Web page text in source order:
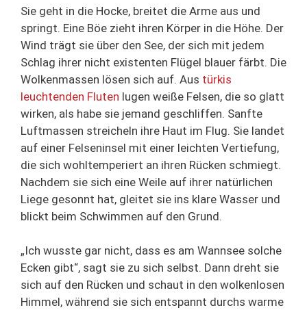
Sie geht in die Hocke, breitet die Arme aus und
springt. Eine Böe zieht ihren Körper in die Höhe. Der
Wind trägt sie über den See, der sich mit jedem
Schlag ihrer nicht existenten Flügel blauer färbt. Die
Wolkenmassen lösen sich auf. Aus türkis
leuchtenden Fluten lugen weiße Felsen, die so glatt
wirken, als habe sie jemand geschliffen. Sanfte
Luftmassen streicheln ihre Haut im Flug. Sie landet
auf einer Felseninsel mit einer leichten Vertiefung,
die sich wohltemperiert an ihren Rücken schmiegt.
Nachdem sie sich eine Weile auf ihrer natürlichen
Liege gesonnt hat, gleitet sie ins klare Wasser und
blickt beim Schwimmen auf den Grund.
„Ich wusste gar nicht, dass es am Wannsee solche
Ecken gibt“, sagt sie zu sich selbst. Dann dreht sie
sich auf den Rücken und schaut in den wolkenlosen
Himmel, während sie sich entspannt durchs warme